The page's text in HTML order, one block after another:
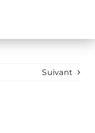
Suivant